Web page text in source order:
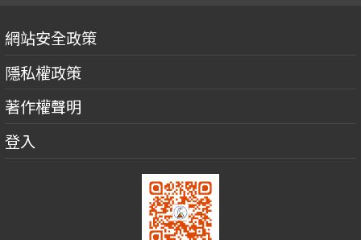
網站安全政策
隱私權政策
著作權聲明
登入